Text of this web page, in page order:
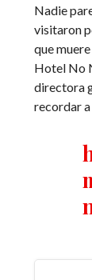
Nadie
visitaron
que
Hotel No
directora
recordar a